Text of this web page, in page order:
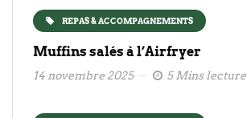
REPAS & ACCOMPAGNEMENTS
Muffins salés à l’Airfryer
14 novembre 2025 5 Mins lecture